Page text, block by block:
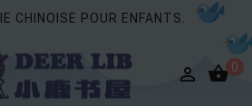
CHINOISE POUR ENFANTS.
 0